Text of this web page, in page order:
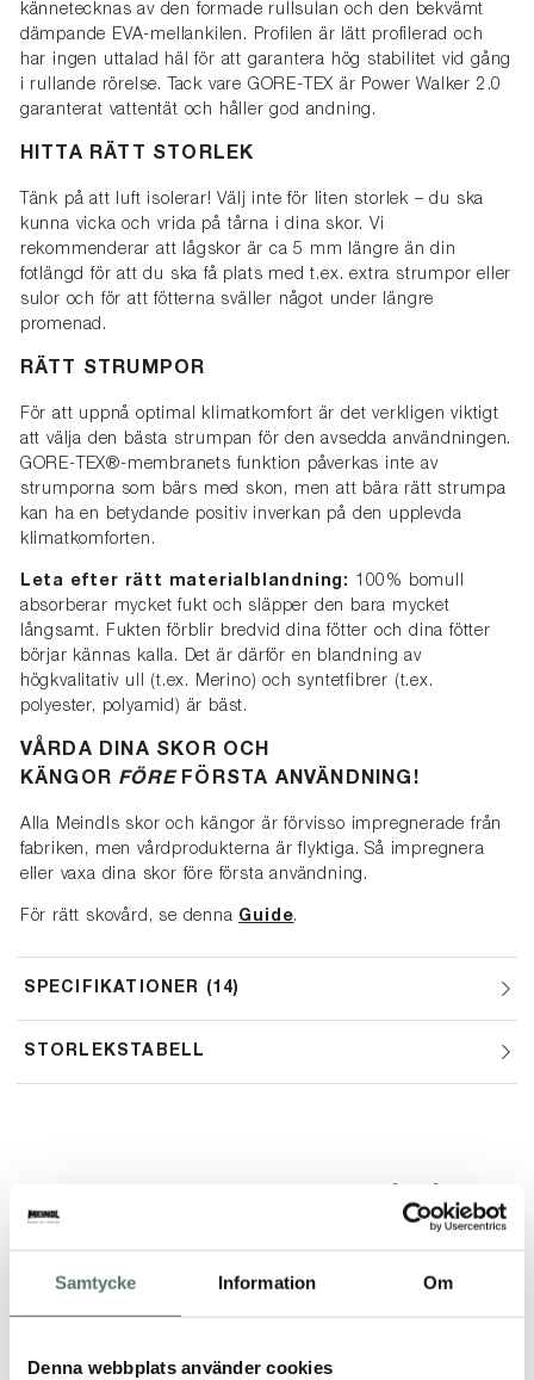
Samtycke Information Om
Denna webbplats använder cookies
kännetecknas av den formade rullsulan och den bekvämt
dämpande EVA-mellankilen. Profilen är lätt profilerad och
har ingen uttalad häl för att garantera hög stabilitet vid gång
i rullande rörelse. Tack vare GORE-TEX är Power Walker 2.0
garanterat vattentät och håller god andning.
HITTA RÄTT STORLEK
Tänk på att luft isolerar! Välj inte för liten storlek – du ska
kunna vicka och vrida på tårna i dina skor. Vi
rekommenderar att lågskor är ca 5 mm längre än din
fotlängd för att du ska få plats med t.ex. extra strumpor eller
sulor och för att fötterna sväller något under längre
promenad.
RÄTT STRUMPOR
För att uppnå optimal klimatkomfort är det verkligen viktigt
att välja den bästa strumpan för den avsedda användningen.
GORE-TEX®-membranets funktion påverkas inte av
strumporna som bärs med skon, men att bära rätt strumpa
kan ha en betydande positiv inverkan på den upplevda
klimatkomforten.
Leta efter rätt materialblandning:
100% bomull
absorberar mycket fukt och släpper den bara mycket
långsamt. Fukten förblir bredvid dina fötter och dina fötter
börjar kännas kalla. Det är därför en blandning av
högkvalitativ ull (t.ex. Merino) och syntetfibrer (t.ex.
polyester, polyamid) är bäst.
VÅRDA DINA SKOR OCH
KÄNGOR FÖRE FÖRSTA ANVÄNDNING!
Alla Meindls skor och kängor är förvisso impregnerade från
fabriken, men vårdprodukterna är flyktiga. Så impregnera
eller vaxa dina skor före första användning.
För rätt skovård, se denna Guide.
SPECIFIKATIONER 14
STORLEKSTABELL
ANDRA TITTADE OCKSÅ PÅ